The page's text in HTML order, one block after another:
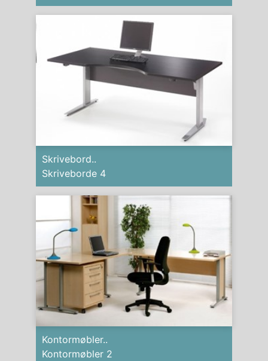
Skrivebord..
Skriveborde 4
Kontormøbler..
Kontormøbler 2